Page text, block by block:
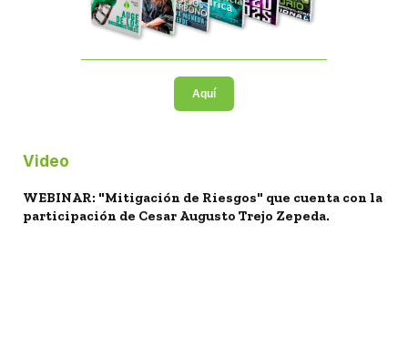
Aquí
Video
WEBINAR: "Mitigación de Riesgos" que cuenta con la
participación de Cesar Augusto Trejo Zepeda.